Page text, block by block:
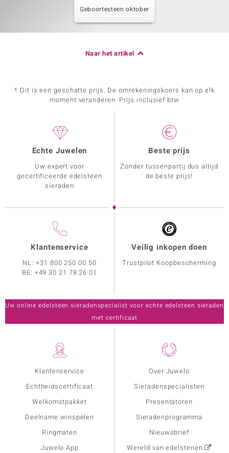
Geboortesteen oktober
Naar het artikel
* Dit is een geschatte prijs. De omrekeningskoers kan op elk
moment veranderen. Prijs inclusief btw
Klantenservice
Echtheidscertificaat
Welkomstpakket
Deelname winspelen
Ringmaten
Juwelo App
Over Juwelo
Sieradenspecialisten
Presentatoren
Sieradenprogramma
Nieuwsbrief
Wereld van edelstenen
Echte Juwelen
Uw expert voor
gecertificeerde edelsteen
sieraden
Beste prijs
Zonder tussenpartij dus altijd
de beste prijs!
Klantenservice
NL:+31 800 250 00 50
BE: +49 30 21 78 26 01
Veilig inkopen doen
Trustpilot Koopbescherming
Uw online edelsteen sieradenspecialist voor echte edelsteen sieraden
met certificaat